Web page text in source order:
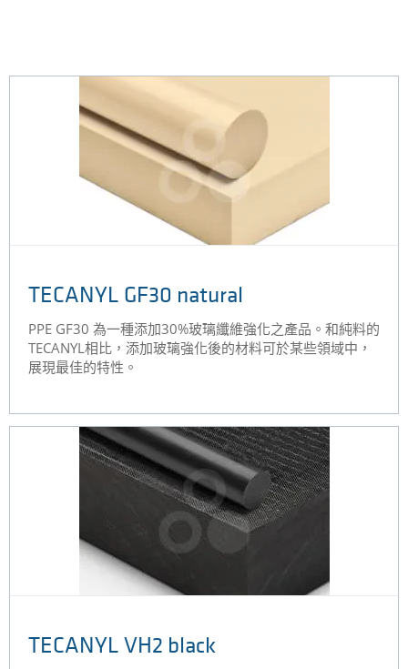
TECANYL GF30 natural
PPE GF30 為一種添加30%玻璃纖維強化之產品。和純料的
TECANYL相比，添加玻璃強化後的材料可於某些領域中，
展現最佳的特性。
TECANYL VH2 black